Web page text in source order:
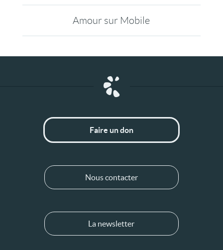
Amour sur Mobile
Faire un don
Nous contacter
La newsletter